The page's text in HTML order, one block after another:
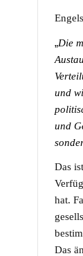
„Die
und
und
Das
hat.
Das